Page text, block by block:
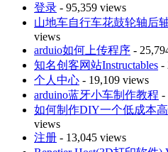
登录 - 95,359 views
山地车自行车花鼓轮轴后
views
arduio如何上传程序 -
知名创客网站Instructables -
个人中心 - 19,109 views
arduino蓝牙小车制作教程 -
如何制作DIY一个低成本
views
注册 - 13,045 views